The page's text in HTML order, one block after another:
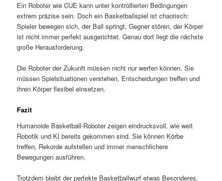
Ein Roboter wie CUE kann unter kontrollierten Bedingungen
extrem präzise sein. Doch ein Basketballspiel ist chaotisch:
Spieler bewegen sich, der Ball springt, Gegner stören, der Körper
ist nicht immer perfekt ausgerichtet. Genau dort liegt die nächste
große Herausforderung.
Die Roboter der Zukunft müssen nicht nur werfen können. Sie
müssen Spielsituationen verstehen, Entscheidungen treffen und
ihren Körper flexibel einsetzen.
Fazit
Humanoide Basketball-Roboter zeigen eindrucksvoll, wie weit
Robotik und KI bereits gekommen sind. Sie können Körbe
treffen, Rekorde aufstellen und immer menschlichere
Bewegungen ausführen.
Trotzdem bleibt der perfekte Basketballwurf etwas Besonderes.